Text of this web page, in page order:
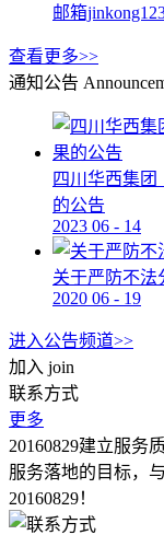
邮箱
查看更多>>
通知公告
四川华西集
的公告
2023 06 - 14
关于严防不法
2020 06 - 19
进入公告频道>>
加入 join
联系方式
更多
20160829建立服务
服务落地的目标，
20160829！